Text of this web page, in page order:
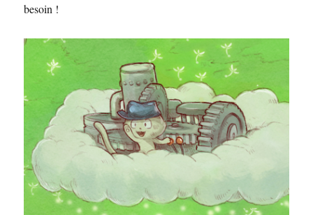
besoin !